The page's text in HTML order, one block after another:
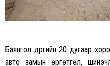
Баянгол дүүргийн 20 дугаар
авто замын өргөтгөл,